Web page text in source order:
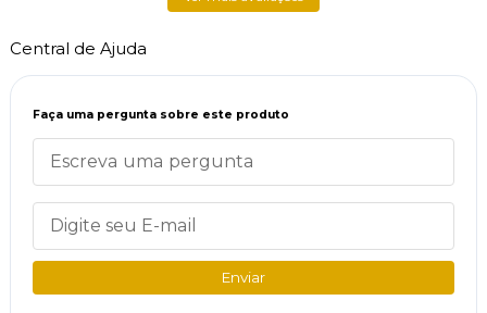
Central de Ajuda
Faça uma pergunta sobre este produto
Enviar